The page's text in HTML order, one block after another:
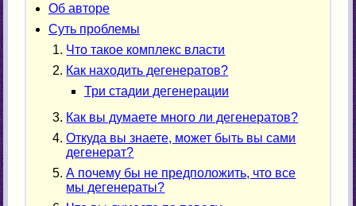
Об авторе
Суть проблемы
Что такое комплекс власти
Как находить дегенератов?
Три стадии дегенерации
Как вы думаете много ли дегенератов?
Откуда вы знаете, может быть вы сами
дегенерат?
А почему бы не предположить, что все
мы дегенераты?